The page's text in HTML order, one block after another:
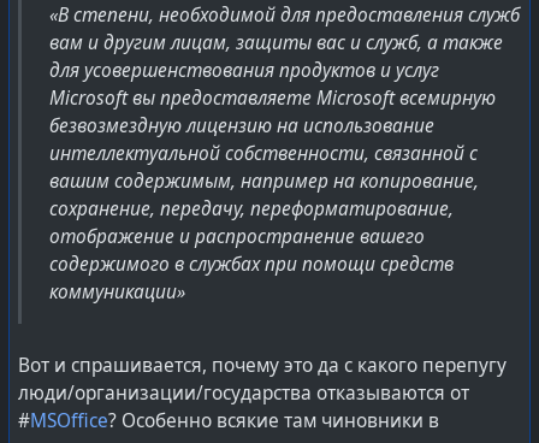
https://www.google.com/url?
sa=t&rct=j&q=&esrc=s&source=web&cd=&cad=rja&uact=8
&ved=2sDwUfNdf_DyawVjhEcIaQWdgJK-
hGwsDKOeaCedfThWQ-
&url=https%3A%2F%2Fwww.dictionary.com%2Fbrowse%2
Ftest&usg=AwqRouFQ3GdcVB8DOJNesj8FgF&opi=298456
А вот что скопируется при использовании «Copy Link
Without Site Tracking»:
https://www.google.com/url?
sa=t&rct=j&q=&source=web&uact=8&url=https%3A%2F%
2Fwww.dictionary.com%2Fbrowse%2Ftest&opi=29845632
Второй виток противостояния. И уже явно
«В степени, необходимой для предоставления служб
вам и другим лицам, защиты вас и служб, а также
для усовершенствования продуктов и услуг
Microsoft вы предоставляете Microsoft всемирную
безвозмездную лицензию на использование
интеллектуальной собственности, связанной с
вашим содержимым, например на копирование,
сохранение, передачу, переформатирование,
отображение и распространение вашего
содержимого в службах при помощи средств
коммуникации»
Вот и спрашивается, почему это да с какого перепугу
люди/организации/государства отказываются от
#MSOffice? Особенно всякие там чиновники в